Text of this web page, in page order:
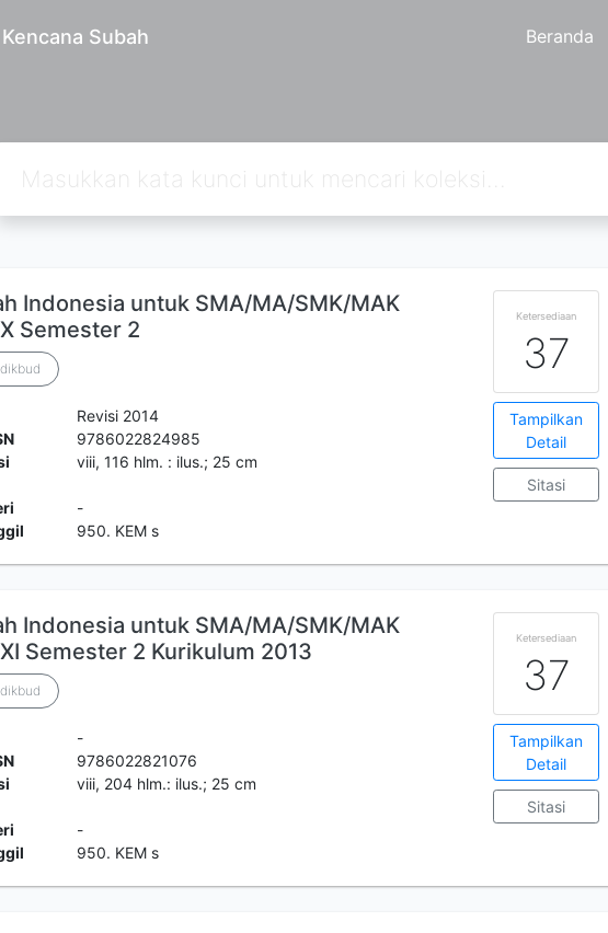
Subah Beranda
Indonesia untuk SMA/MA/SMK/MAK
Semester 2
Revisi 2014
9786022824985
viii, 116 hlm. : ilus.; 25 cm
-
950. KEM s
Ketersediaan
37
Tampilkan
Detail
Sitasi
Indonesia untuk SMA/MA/SMK/MAK
Semester 2 Kurikulum 2013
-
9786022821076
viii, 204 hlm.: ilus.; 25 cm
-
950. KEM s
Ketersediaan
37
Tampilkan
Detail
Sitasi